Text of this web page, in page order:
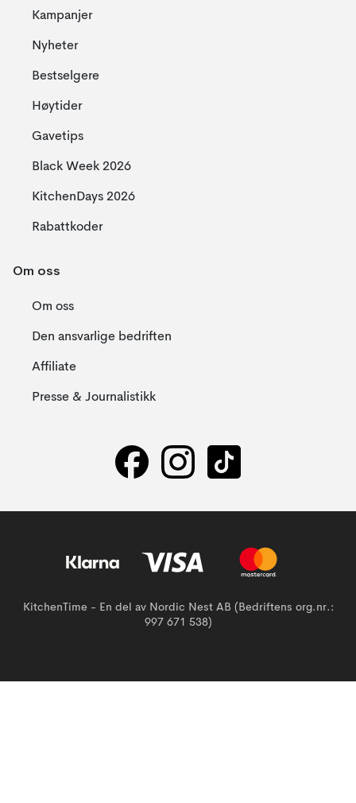
Kampanjer
Nyheter
Bestselgere
Høytider
Gavetips
Black Week 2026
KitchenDays 2026
Rabattkoder
Om oss
Om oss
Den ansvarlige bedriften
Affiliate
Presse & Journalistikk
KitchenTime - En del av Nordic Nest AB (Bedriftens org.nr.:
997 671 538)